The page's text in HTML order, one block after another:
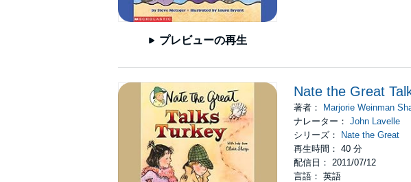
プレビューの再生
Nate the Great
著者： Marjorie Weinman
ナレーター： John Lavelle
シリーズ：
Nate the Great
再生時間： 40 分
配信日： 2011/07/12
言語： 英語